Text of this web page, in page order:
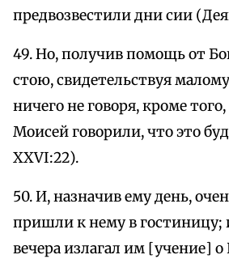
предвозвестили дни сии
49. Но, получив помощь от
стою, свидетельствуя
ничего не говоря, кроме
Моисей говорили, что это
XXVI:22).
50. И, назначив ему день,
пришли к нему в гостиницу;
вечера излагал им [учение]